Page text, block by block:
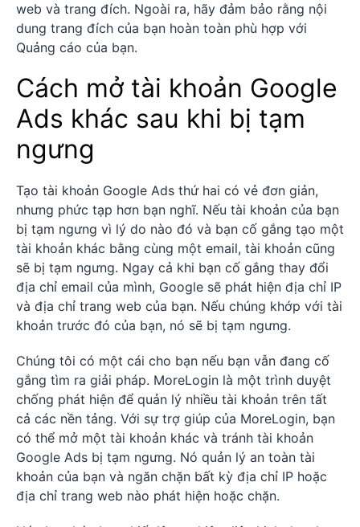
web và trang đích. Ngoài ra, hãy đảm bảo rằng nội
dung trang đích của bạn hoàn toàn phù hợp với
Quảng cáo của bạn.
Cách mở tài khoản Google
Ads khác sau khi bị tạm
ngưng
Tạo tài khoản Google Ads thứ hai có vẻ đơn giản,
nhưng phức tạp hơn bạn nghĩ. Nếu tài khoản của bạn
bị tạm ngưng vì lý do nào đó và bạn cố gắng tạo một
tài khoản khác bằng cùng một email, tài khoản cũng
sẽ bị tạm ngưng. Ngay cả khi bạn cố gắng thay đổi
địa chỉ email của mình, Google sẽ phát hiện địa chỉ IP
và địa chỉ trang web của bạn. Nếu chúng khớp với tài
khoản trước đó của bạn, nó sẽ bị tạm ngưng.
Chúng tôi có một cái cho bạn nếu bạn vẫn đang cố
gắng tìm ra giải pháp. MoreLogin là một trình duyệt
chống phát hiện để quản lý nhiều tài khoản trên tất
cả các nền tảng. Với sự trợ giúp của MoreLogin, bạn
có thể mở một tài khoản khác và tránh tài khoản
Google Ads bị tạm ngưng. Nó quản lý an toàn tài
khoản của bạn và ngăn chặn bất kỳ địa chỉ IP hoặc
địa chỉ trang web nào phát hiện hoặc chặn.